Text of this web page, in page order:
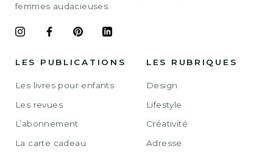
femmes audacieuses.
LES PUBLICATIONS
Les livres pour enfants
Les revues
L’abonnement
La carte cadeau
LES RUBRIQUES
Design
Lifestyle
Créativité
Adresse